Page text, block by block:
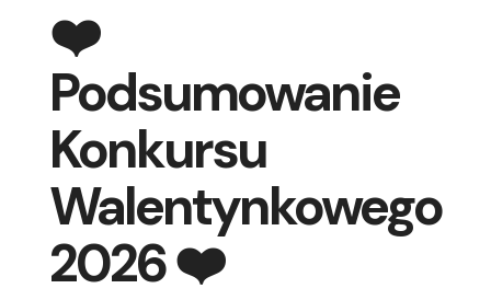
❤️
Podsumowanie
Konkursu
Walentynkowego
2026 ❤️